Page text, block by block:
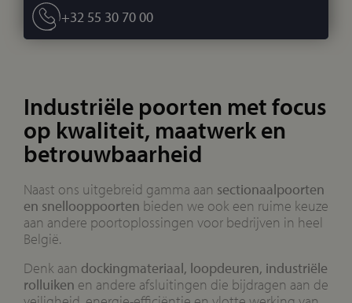
+32 55 30 70 00
Industriële poorten met focus
op kwaliteit, maatwerk en
betrouwbaarheid
Naast ons uitgebreid gamma aan sectionaalpoorten
en snellooppoorten bieden we ook een ruime keuze
aan andere poortoplossingen voor bedrijven in heel
België.
Denk aan dockingmateriaal, loopdeuren, industriële
rolluiken en andere afsluitingen die bijdragen aan de